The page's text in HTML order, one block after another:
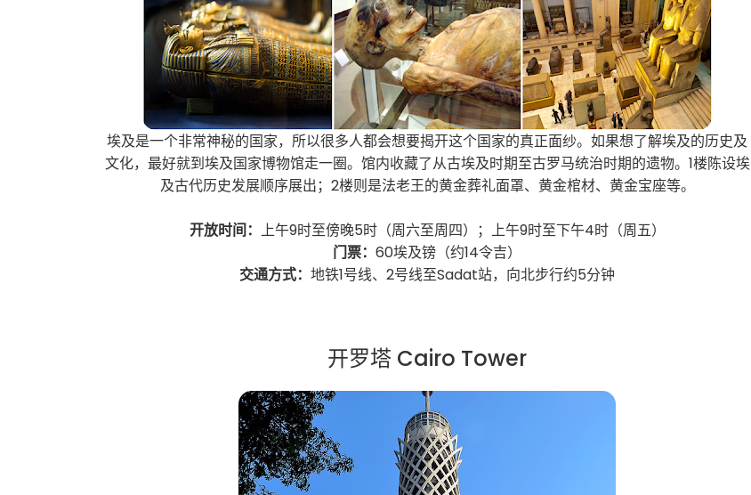
埃及是一个非常神秘的国家，所以很多人都会想要揭开这个国家的真正面纱。如果想了解埃及的历史及
文化，最好就到埃及国家博物馆走一圈。馆内收藏了从古埃及时期至古罗马统治时期的遗物。1楼陈设埃
及古代历史发展顺序展出；2楼则是法老王的黄金葬礼面罩、黄金棺材、黄金宝座等。
开放时间： 上午9时至傍晚5时（周六至周四）；上午9时至下午4时（周五）
门票：60埃及镑（约14令吉）
交通方式：地铁1号线、2号线至Sadat站，向北步行约5分钟
开罗塔 Cairo Tower